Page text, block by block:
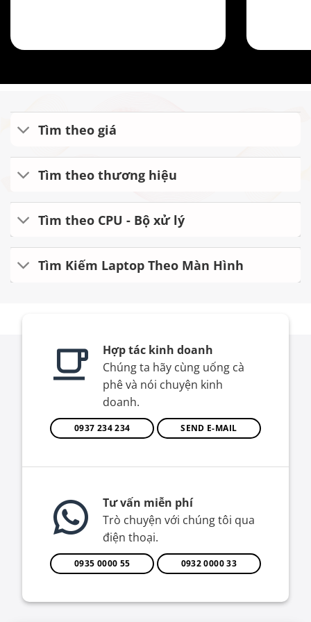
Tìm theo giá
Tìm theo thương hiệu
Tìm theo CPU - Bộ xử lý
Tìm Kiếm Laptop Theo Màn Hình
Hợp tác kinh doanh
Chúng ta hãy cùng uống cà
phê và nói chuyện kinh
doanh.
0937 234 234 SEND E-MAIL
Tư vấn miễn phí
Trò chuyện với chúng tôi qua
điện thoại.
0935 0000 55 0932 0000 33